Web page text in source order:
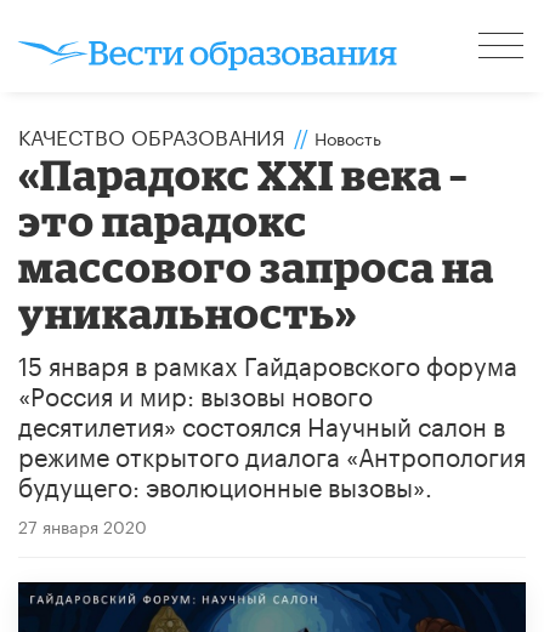
КАЧЕСТВО ОБРАЗОВАНИЯ // Новость
«Парадокс ХХI века –
это парадокс
массового запроса на
уникальность»
15 января в рамках Гайдаровского форума
«Россия и мир: вызовы нового
десятилетия» состоялся Научный салон в
режиме открытого диалога «Антропология
будущего: эволюционные вызовы».
27 января 2020